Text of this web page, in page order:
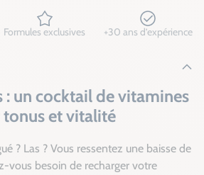
Formules exclusives +30 ans d’expérience
un cocktail de vitamines
et vitalité
? Las ? Vous ressentez une baisse de
vous besoin de recharger votre